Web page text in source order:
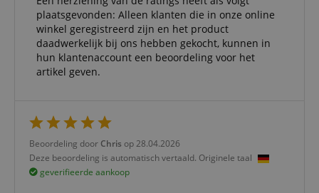
plaatsgevonden: Alleen klanten die in onze online
winkel geregistreerd zijn en het product
daadwerkelijk bij ons hebben gekocht, kunnen in
hun klantenaccount een beoordeling voor het
artikel geven.
Beoordeling door Chris op 28.04.2026
Deze beoordeling is automatisch vertaald. Originele taal
geverifieerde aankoop